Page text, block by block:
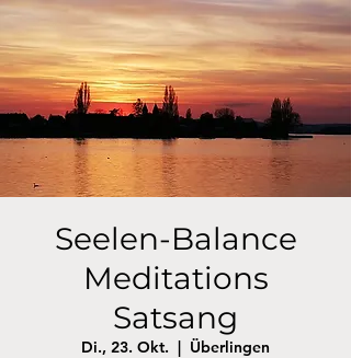
Seelen-Balance
Meditations
Satsang
Di., 23. Okt.
  |
Überlingen